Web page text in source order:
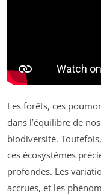
Les forêts, ces
dans l’équilibre de
biodiversité.
ces écosystèmes
profondes. Les
accrues, et les